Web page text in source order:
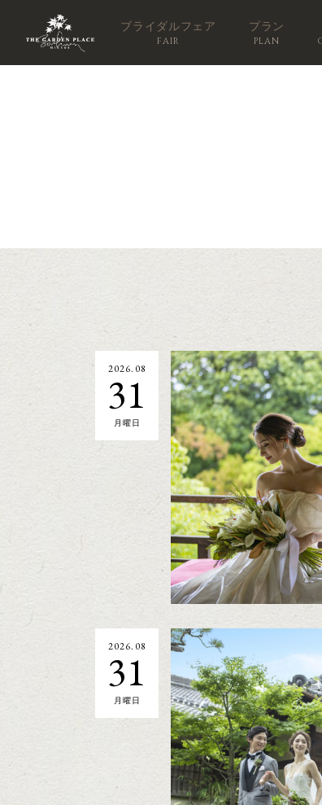
ブライダルフェア
FAIR
プラン
PLAN
2026.08
31
月曜日
2026.08
31
月曜日